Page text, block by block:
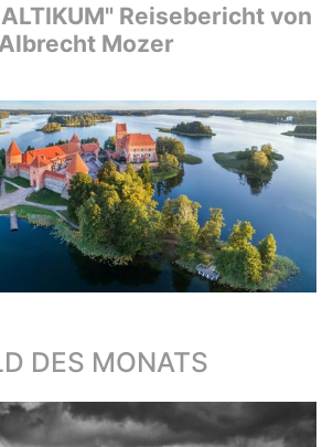
Reisebericht von
Albrecht Mozer
DES MONATS